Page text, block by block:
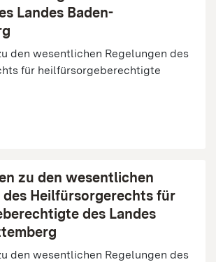
Landes Baden-
den wesentlichen Regelungen des
für heilfürsorgeberechtigte
zu den wesentlichen
des Heilfürsorgerechts für
des Landes
den wesentlichen Regelungen des